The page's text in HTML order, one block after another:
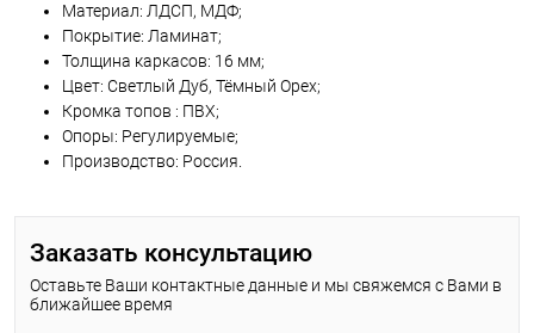
Материал: ЛДСП, МДФ;
Покрытие: Ламинат;
Толщина каркасов: 16 мм;
Цвет: Светлый Дуб, Тёмный Орех;
Кромка топов : ПВХ;
Опоры: Регулируемые;
Производство: Россия.
Заказать консультацию
Оставьте Ваши контактные данные и мы свяжемся с Вами в
ближайшее время